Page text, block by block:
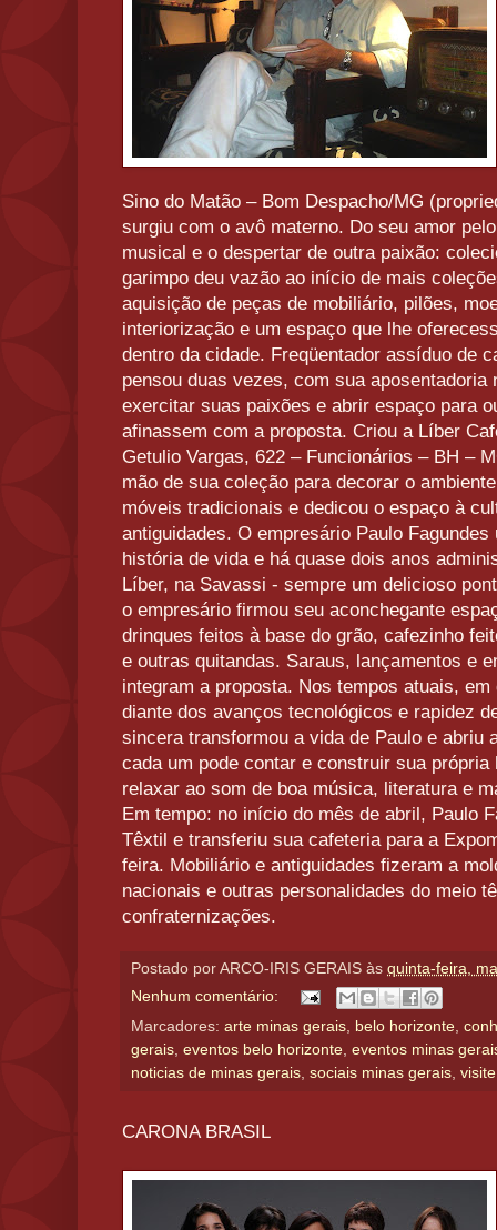
Sino do Matão – Bom Despacho/MG
surgiu com o avô materno. Do seu amor
musical e o despertar de outra paixão:
garimpo deu vazão ao início de mais
aquisição de peças de mobiliário, pilões,
interiorização e um espaço que lhe
dentro da cidade. Freqüentador assíduo de
pensou duas vezes, com sua aposentadoria
exercitar suas paixões e abrir espaço para
afinassem com a proposta. Criou a Líber
Getulio Vargas, 622 – Funcionários – BH –
mão de sua coleção para decorar o
móveis tradicionais e dedicou o espaço à
antiguidades. O empresário Paulo
história de vida e há quase dois anos
Líber, na Savassi - sempre um delicioso
o empresário firmou seu aconchegante
drinques feitos à base do grão, cafezinho
e outras quitandas. Saraus, lançamentos e
integram a proposta. Nos tempos atuais,
diante dos avanços tecnológicos e rapidez
sincera transformou a vida de Paulo e abriu
cada um pode contar e construir sua
relaxar ao som de boa música, literatura e
Em tempo: no início do mês de abril, Paulo
Têxtil e transferiu sua cafeteria para a
feira. Mobiliário e antiguidades fizeram a
nacionais e outras personalidades do meio
confraternizações.
Postado por ARCO-IRIS GERAIS às quinta-feira,
Nenhum comentário:
Marcadores: arte minas gerais belo horizonte
gerais eventos belo horizonte eventos minas
noticias de minas gerais sociais minas gerais
CARONA BRASIL